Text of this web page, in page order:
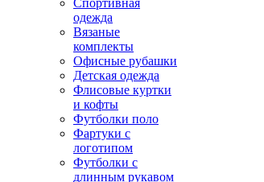
Спортивная
одежда
Вязаные
комплекты
Офисные рубашки
Детская одежда
Флисовые куртки
и кофты
Футболки поло
Фартуки с
логотипом
Футболки с
длинным рукавом